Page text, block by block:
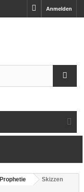
Anmelden
Prophetie
Skizzen